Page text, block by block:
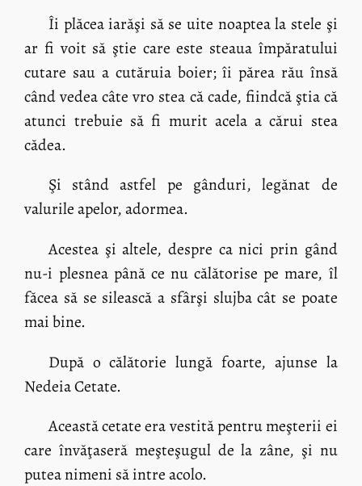
Îi plăcea iarăşi să se uite noaptea la stele şi
ar fi voit să ştie care este steaua împăratului
cutare sau a cutăruia boier; îi părea rău însă
când vedea câte vro stea că cade, fiindcă ştia că
atunci trebuie să fi murit acela a cărui stea
cădea.
Şi stând astfel pe gânduri, legănat de
valurile apelor, adormea.
Acestea şi altele, despre ca nici prin gând
nu-i plesnea până ce nu călătorise pe mare, îl
făcea să se silească a sfârşi slujba cât se poate
mai bine.
După o călătorie lungă foarte, ajunse la
Nedeia Cetate.
Această cetate era vestită pentru meşterii ei
care învăţaseră meşteşugul de la zâne, şi nu
putea nimeni să intre acolo.